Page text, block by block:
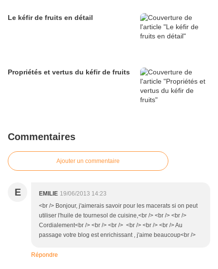
Le kéfir de fruits en détail
Propriétés et vertus du kéfir de fruits
Commentaires
Ajouter un commentaire
E EMILIE 19/06/2013 14:23
<br /> Bonjour, j'aimerais savoir pour les macerats si on peut
utiliser l'huile de tournesol de cuisine,<br /> <br /> <br />
Cordialement<br /> <br /> <br /> <br /> <br /> <br /> Au
passage votre blog est enrichissant , j'aime beaucoup<br />
Répondre